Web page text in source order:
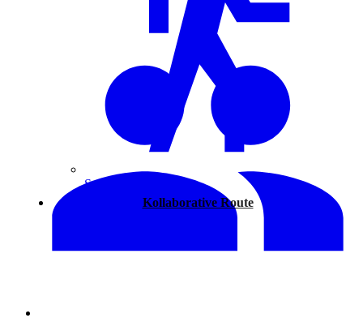
Spazieren
Kollaborative Route